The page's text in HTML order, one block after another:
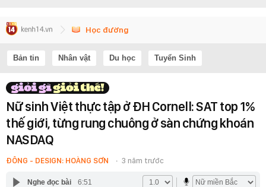
Học đường
Bản tin Nhân vật Du học Tuyển Sinh
Nữ sinh Việt thực tập ở ĐH Cornell: SAT top 1%
thế giới, từng rung chuông ở sàn chứng khoán
NASDAQ
ĐÔNG - DESIGN: HOÀNG SƠN 3 năm trước
Nghe đọc bài 6:51